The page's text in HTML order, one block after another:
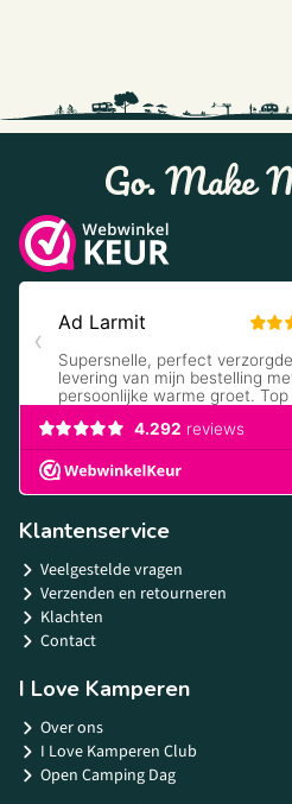
Klantenservice
Veelgestelde vragen
Verzenden en retourneren
Klachten
Contact
I Love Kamperen
Over ons
I Love Kamperen Club
Open Camping Dag